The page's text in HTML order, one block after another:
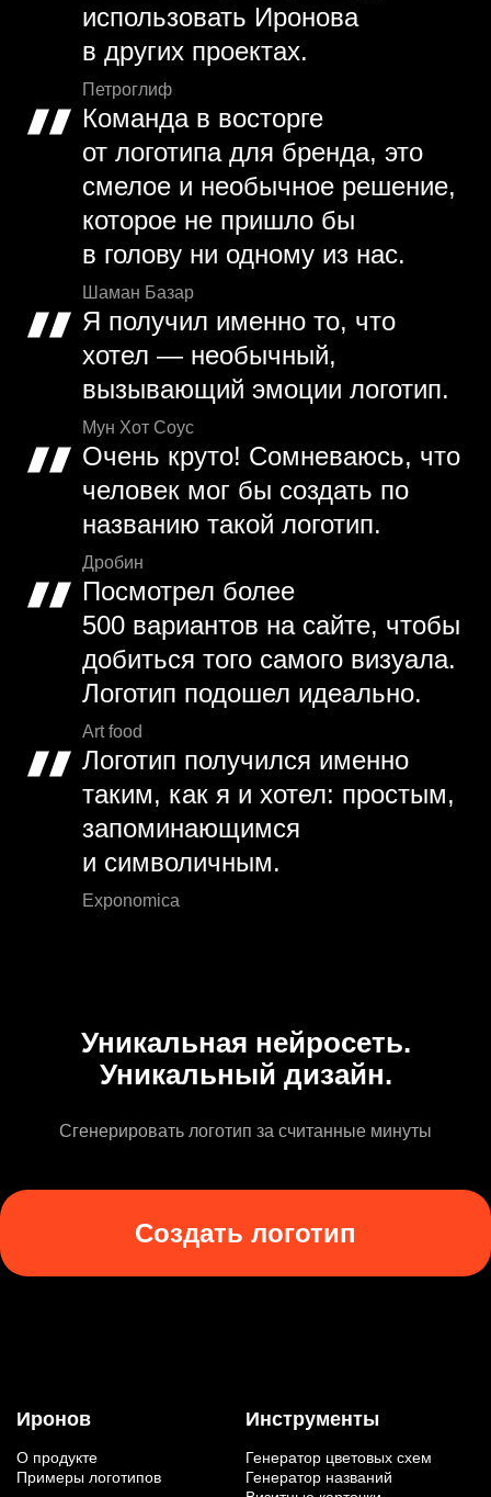
использовать Иронова
в других проектах.
Петроглиф
Команда в восторге
от логотипа для бренда, это
смелое и необычное решение,
которое не пришло бы
в голову ни одному из нас.
Шаман Базар
Я получил именно то, что
хотел — необычный,
вызывающий эмоции логотип.
Мун Хот Соус
Очень круто! Сомневаюсь, что
человек мог бы создать по
названию такой логотип.
Дробин
Посмотрел более
500 вариантов на сайте, чтобы
добиться того самого визуала.
Логотип подошел идеально.
Art food
Логотип получился именно
таким, как я и хотел: простым,
запоминающимся
и символичным.
Exponomica
Уникальная нейросеть.
Уникальный дизайн.
Сгенерировать логотип за считанные минуты
Создать логотип
Иронов
О продукте
Примеры логотипов
Инструменты
Генератор цветовых схем
Генератор названий